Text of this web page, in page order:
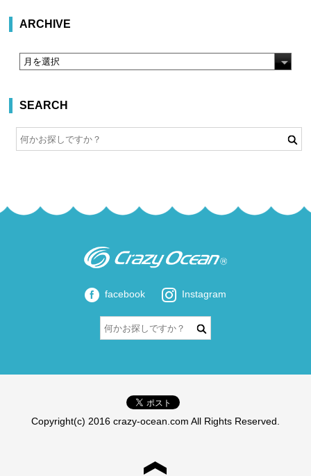
ARCHIVE
SEARCH
facebook Instagram
Copyright(c) 2016 crazy-ocean.com All Rights Reserved.